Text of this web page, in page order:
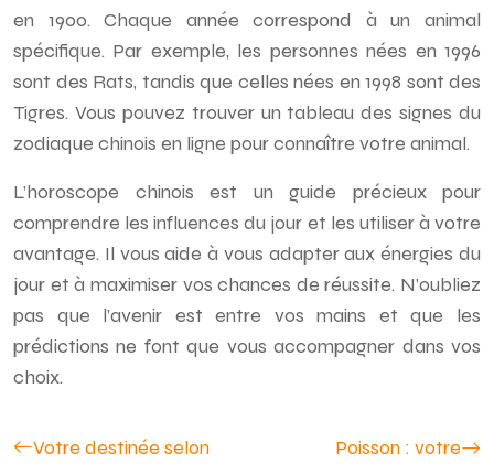
en 1900. Chaque année correspond à un animal
spécifique. Par exemple, les personnes nées en 1996
sont des Rats, tandis que celles nées en 1998 sont des
Tigres. Vous pouvez trouver un tableau des signes du
zodiaque chinois en ligne pour connaître votre animal.
L’horoscope chinois est un guide précieux pour
comprendre les influences du jour et les utiliser à votre
avantage. Il vous aide à vous adapter aux énergies du
jour et à maximiser vos chances de réussite. N’oubliez
pas que l’avenir est entre vos mains et que les
prédictions ne font que vous accompagner dans vos
choix.
Votre destinée selon
Poisson : votre